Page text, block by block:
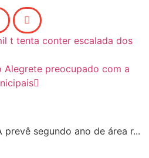
t tenta conter escalada dos
Alegrete preocupado com a
prevê segundo ano de área r...